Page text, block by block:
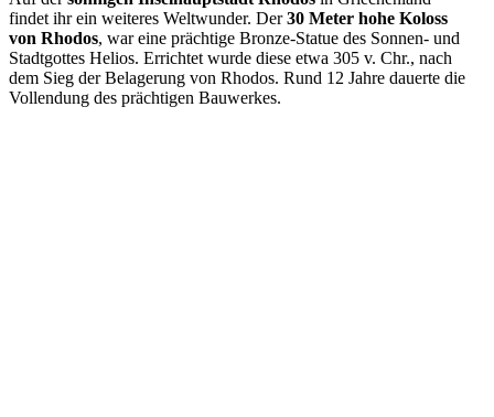
findet ihr ein weiteres Weltwunder. Der30 Meter hohe Koloss
von Rhodos, war eine prächtige Bronze-Statue des Sonnen- und
Stadtgottes Helios. Errichtet wurde diese etwa 305 v. Chr., nach
dem Sieg der Belagerung von Rhodos. Rund 12 Jahre dauerte die
Vollendung des prächtigen Bauwerkes.